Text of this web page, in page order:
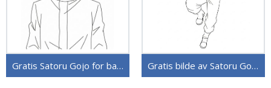
Gratis Satoru Gojo for barn Gratis bilde av Satoru Gojo